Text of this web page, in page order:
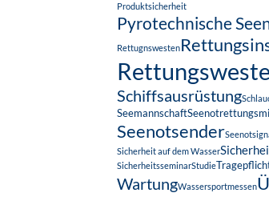
Produktsicherheit
Pyrotechnische
Rettugnswesten
Schiffsausrüstung
Seemannschaft
Seenotsender
Sicherheit auf dem Wasser
SicherheitsseminarStudie
WartungWassersportmessen